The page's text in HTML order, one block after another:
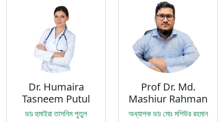
Dr. Humaira
Tasneem Putul
ডাঃ হুমাইরা তাসনিম পুতুল
Prof Dr. Md.
Mashiur Rahman
অধ্যাপক ডাঃ মোঃ মশিউর রহমান